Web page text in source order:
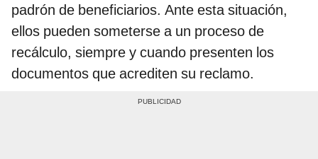
padrón de beneficiarios. Ante esta situación,
ellos pueden someterse a un proceso de
recálculo, siempre y cuando presenten los
documentos que acrediten su reclamo.